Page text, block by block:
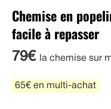
Chemise en
facile à repasser
79€ la chemise sur
65€ en multi-achat